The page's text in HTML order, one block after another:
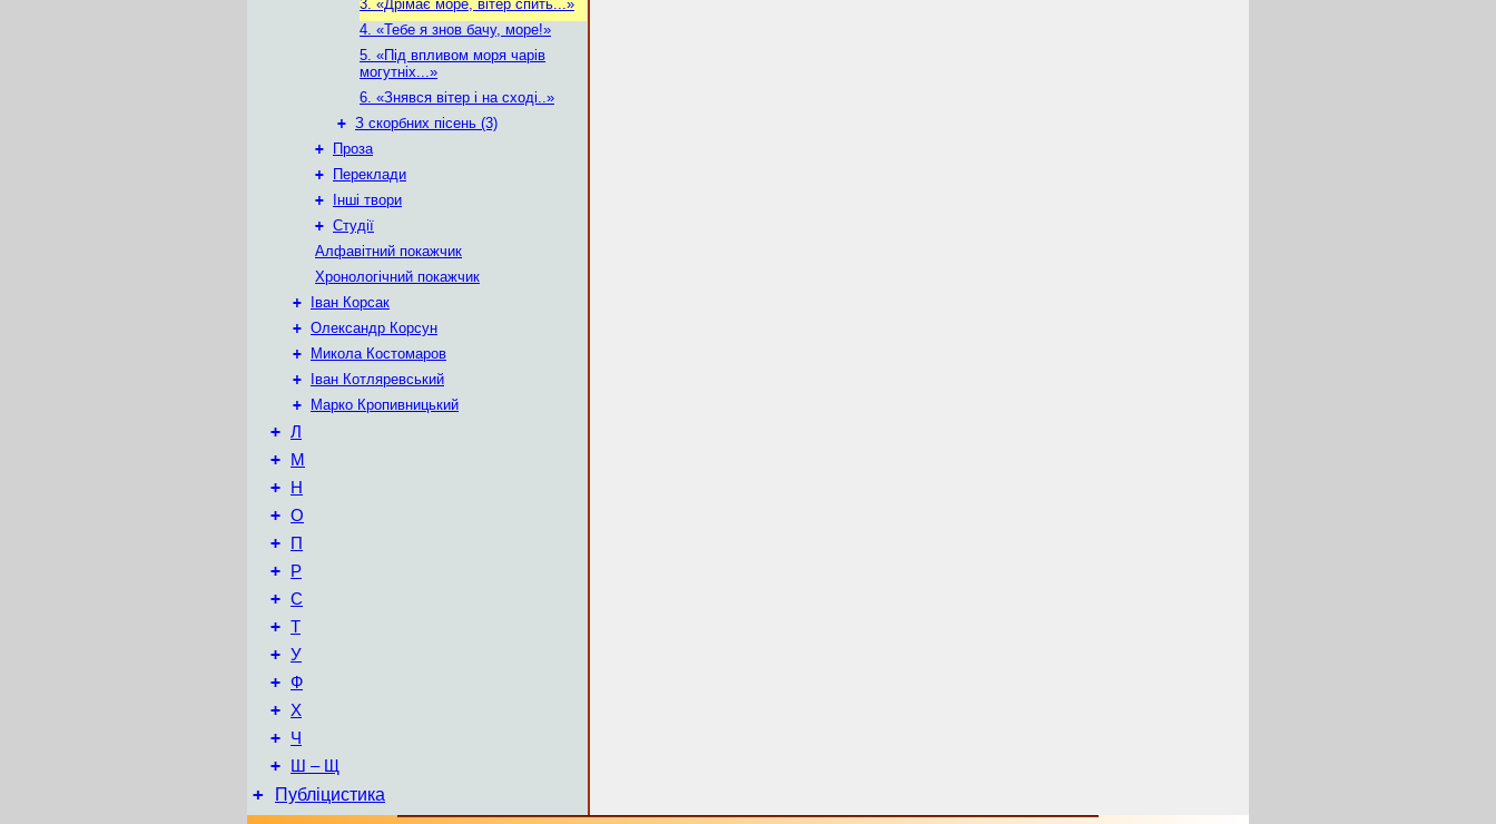
3. «Дрімає море, вітер спить...»
4. «Тебе я знов бачу, море!»
5. «Під впливом моря чарів
могутніх...»
6. «Знявся вітер і на сході..»
+ З скорбних пісень (3)
+
Проза
+
Переклади
+
Інші твори
+ Студії
Алфавітний покажчик
Хронологічний покажчик
+
Іван Корсак
+ Олександр Корсун
+
Микола Костомаров
+
Іван Котляревський
+
Марко Кропивницький
+ Л
+ М
+ Н
+ О
+ П
+ Р
+ С
+ Т
+ У
+ Ф
+ Х
+ Ч
+ Ш – Щ
+ Публіцистика